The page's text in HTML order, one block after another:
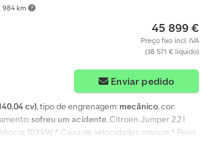
984 km
45 899 €
Preço fixo incl. IVA
(38 571 € líquido)
Enviar pedido
cv), tipo de engrenagem: mecânico, cor:
sofreu um acidente, Citroen Jumper 2.2 l
103 kW * Caixa de velocidades: manual * Peso
tablet) * Pintura metalizada Artense Cinzento